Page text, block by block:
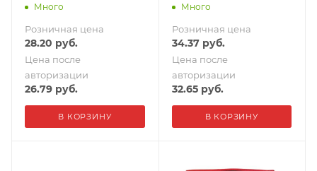
Много
Розничная цена
28.20 руб.
Цена после
авторизации
26.79 руб.
В КОРЗИНУ
Много
Розничная цена
34.37руб.
Цена после
авторизации
32.65руб.
В КОРЗИНУ